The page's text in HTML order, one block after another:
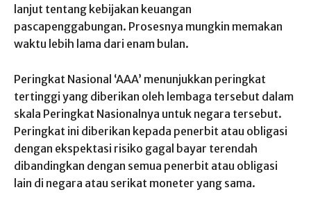
lanjut tentang kebijakan keuangan
pascapenggabungan. Prosesnya mungkin memakan
waktu lebih lama dari enam bulan.
Peringkat Nasional ‘AAA’ menunjukkan peringkat
tertinggi yang diberikan oleh lembaga tersebut dalam
skala Peringkat Nasionalnya untuk negara tersebut.
Peringkat ini diberikan kepada penerbit atau obligasi
dengan ekspektasi risiko gagal bayar terendah
dibandingkan dengan semua penerbit atau obligasi
lain di negara atau serikat moneter yang sama.